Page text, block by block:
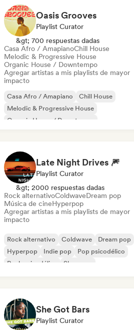
Oasis Grooves
Playlist Curator
&gt; 700 respuestas dadas
Casa Afro / AmapianoChill House
Melodic & Progressive House
Organic House / Downtempo
Agregar artistas a mis playlists de mayor
impacto
Casa Afro / Amapiano
Chill House
Melodic & Progressive House
Organic House / Downtempo
Late Night Drives 🎆
Playlist Curator
&gt; 2000 respuestas dadas
Rock alternativoColdwaveDream pop
Música de cineHyperpop
Agregar artistas a mis playlists de mayor
impacto
Rock alternativo Coldwave
Dream pop
Hyperpop
Indie pop
Pop psicodélico
Rock psicodélico
Shoegaze
She Got Bars
Playlist Curator